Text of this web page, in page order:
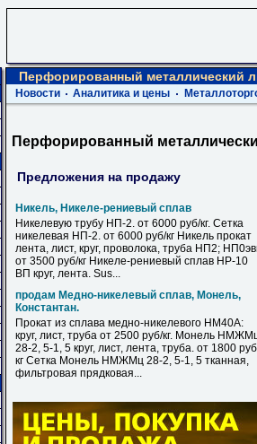
Перфорированный металлический
Новости Аналитика и цены
Перфорированный
Предложения на продажу
Никель, Никеле-рениевый сплав
Никелевую трубу НП-2. от 6000 руб/кг. Сетка
никелевая НП-2. от 6000 руб/кг Никель прокат
лента, лист, круг, проволока, труба НП2;
от 3500 руб/кг Никеле-рениевый сплав НР-10
ВП круг, лента. Sus...
продам Медно-никелевый сплав, Монель,
Константан.
Прокат из сплава медно-никелевого НМ40А:
круг, лист, труба от 2500 руб/кг. Монель
28-2, 5-1, 5 круг, лист, лента, труба. от 1800
кг Сетка Монель НМЖМц 28-2, 5-1, 5 тканная,
фильтровая прядковая...